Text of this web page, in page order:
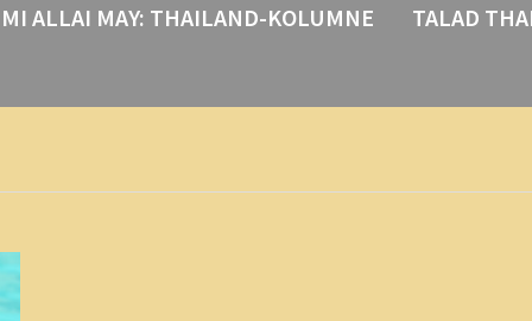
MI ALLAI MAY: THAILAND-KOLUMNE TALAD